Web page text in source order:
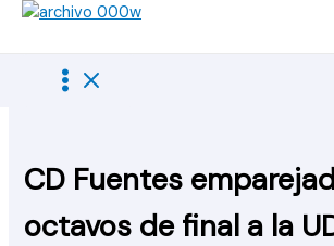
CD Fuentes
octavos de final a la